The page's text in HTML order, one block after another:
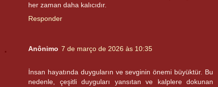
her zaman daha kalıcıdır.
Responder
Anônimo 7 de março de 2026 às 10:35
İnsan hayatında duyguların ve sevginin önemi büyüktür. Bu
nedenle, çeşitli duyguları yansıtan ve kalplere dokunan